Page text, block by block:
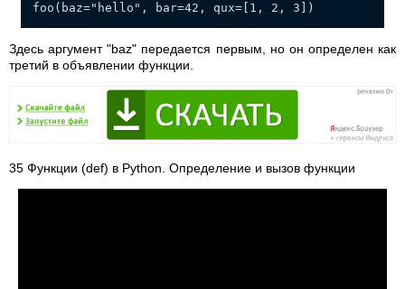
foo(baz="hello", bar=42, qux=[1, 2, 3])
Здесь аргумент "baz" передается первым, но он определен как
третий в объявлении функции.
35 Функции (def) в Python. Определение и вызов функции